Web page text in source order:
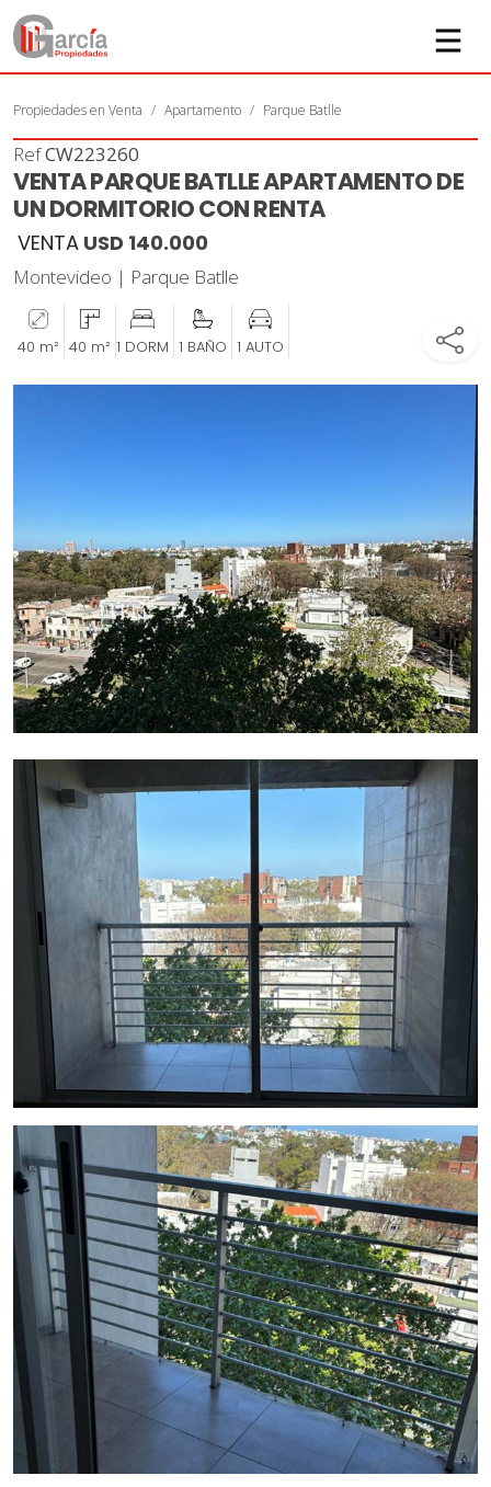
Propiedades en Venta Apartamento Parque Batlle
RefCW223260
VENTA PARQUE BATLLE APARTAMENTO DE
UN DORMITORIO CON RENTA
VENTA USD 140.000
Montevideo | Parque Batlle
40 m² 40 m² 1 DORM 1 BAÑO 1 AUTO